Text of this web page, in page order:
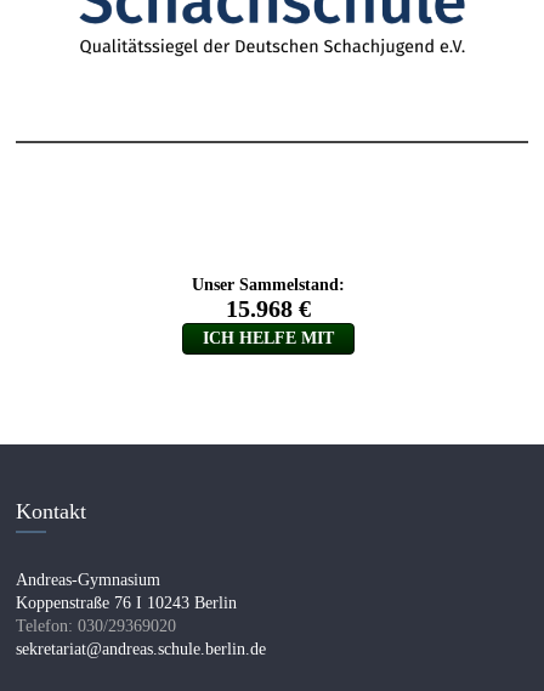
Kontakt
Andreas-Gymnasium
Koppenstraße 76 I 10243 Berlin
Telefon: 030/29369020
sekretariat@andreas.schule.berlin.de